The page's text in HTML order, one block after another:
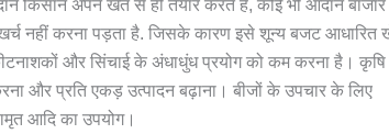
किसान अपने खेत से ही तैयार करते हैं, कोई भी आदान
नहीं करना पड़ता है. जिसके कारण इसे शून्य बजट आधारित
और सिंचाई के अंधाधुंध प्रयोग को कम करना है। कृषि
और प्रति एकड़ उत्पादन बढ़ाना। बीजों के उपचार के लिए
आदि का उपयोग।